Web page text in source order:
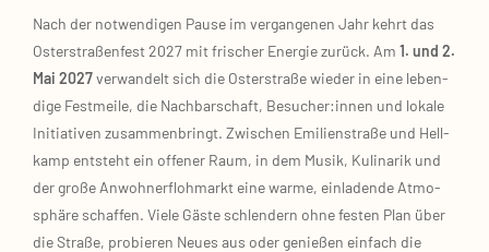
Nach der not­wen­di­gen Pau­se im ver­gan­ge­nen Jahr kehrt das
Oster­stra­ßen­fest 2027 mit fri­scher Ener­gie zurück. Am 1. und 2.
Mai 2027ver­wan­delt sich die Oster­stra­ße wie­der in eine leben­
di­ge Fest­mei­le, die Nach­bar­schaft, Besucher:innen und loka­le
Initia­ti­ven zusam­men­bringt. Zwi­schen Emi­li­en­stra­ße und Hell­
kamp ent­steht ein offe­ner Raum, in dem Musik, Kuli­na­rik und
der gro­ße Anwoh­ner­floh­markt eine war­me, ein­la­den­de Atmo­
sphä­re schaf­fen. Vie­le Gäs­te schlen­dern ohne fes­ten Plan über
die Stra­ße, pro­bie­ren Neu­es aus oder genie­ßen ein­fach die